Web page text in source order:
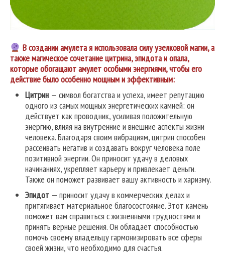
В создании амулета я использовала силу узелковой магии, а
также магическое сочетание цитрина, эпидота и опала,
которые обогащают амулет особыми энергиями, чтобы его
действие было особенно мощным и эффективным:
Цитрин — символ богатства и успеха, имеет репутацию
одного из самых мощных энергетических камней: он
действует как проводник, усиливая положительную
энергию, влияя на внутренние и внешние аспекты жизни
человека. Благодаря своим вибрациям, цитрин способен
рассеивать негатив и создавать вокруг человека поле
позитивной энергии. Он приносит удачу в деловых
начинаниях, укрепляет карьеру и привлекает деньги.
Также он поможет развивает вашу активность и харизму.
Эпидот — приносит удачу в коммерческих делах и
притягивает материальное благосостояние. Этот камень
поможет вам справиться с жизненными трудностями и
принять верные решения. Он обладает способностью
помочь своему владельцу гармонизировать все сферы
своей жизни, что необходимо для счастья.